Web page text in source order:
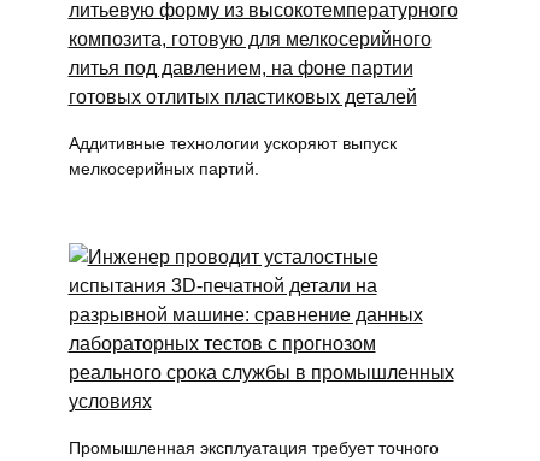
Аддитивные технологии ускоряют выпуск
мелкосерийных партий.
Промышленная эксплуатация требует точного